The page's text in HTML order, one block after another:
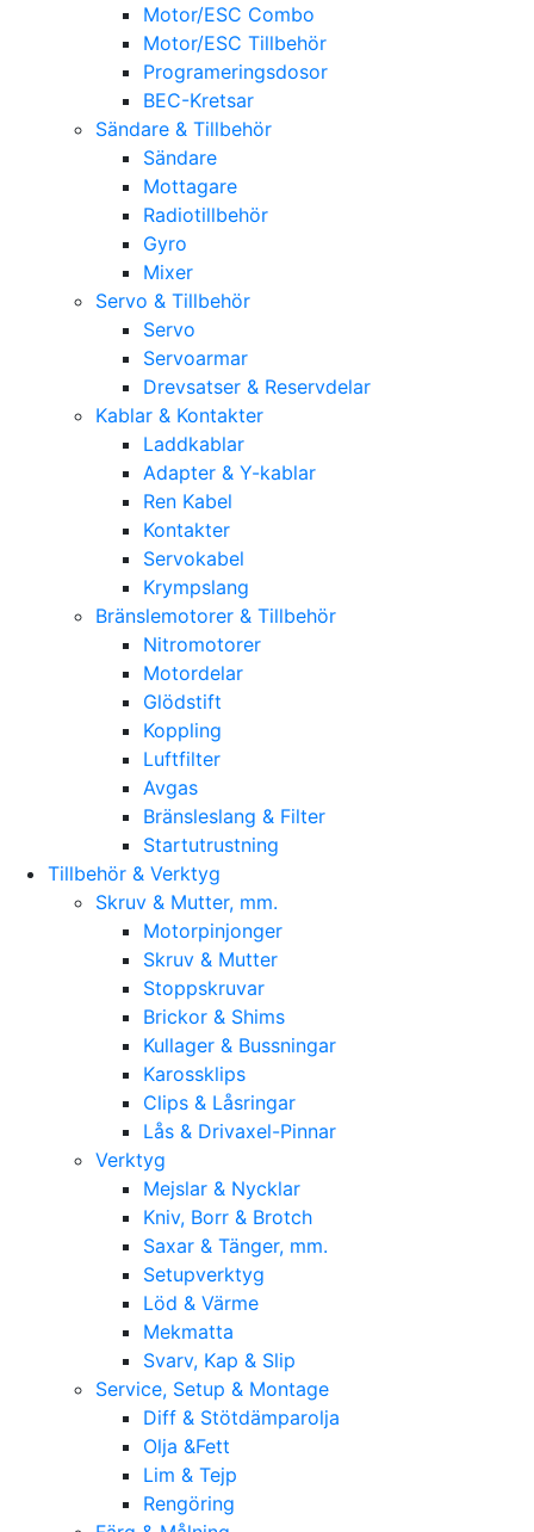
Motor/ESC Combo
Motor/ESC Tillbehör
Programeringsdosor
BEC-Kretsar
Sändare & Tillbehör
Sändare
Mottagare
Radiotillbehör
Gyro
Mixer
Servo & Tillbehör
Servo
Servoarmar
Drevsatser & Reservdelar
Kablar & Kontakter
Laddkablar
Adapter & Y-kablar
Ren Kabel
Kontakter
Servokabel
Krympslang
Bränslemotorer & Tillbehör
Nitromotorer
Motordelar
Glödstift
Koppling
Luftfilter
Avgas
Bränsleslang & Filter
Startutrustning
Tillbehör & Verktyg
Skruv & Mutter, mm.
Motorpinjonger
Skruv & Mutter
Stoppskruvar
Brickor & Shims
Kullager & Bussningar
Karossklips
Clips & Låsringar
Lås & Drivaxel-Pinnar
Verktyg
Mejslar & Nycklar
Kniv, Borr & Brotch
Saxar & Tänger, mm.
Setupverktyg
Löd & Värme
Mekmatta
Svarv, Kap & Slip
Service, Setup & Montage
Diff & Stötdämparolja
Olja &Fett
Lim & Tejp
Rengöring